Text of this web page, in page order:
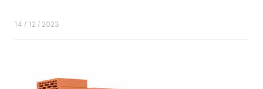
14 / 12 / 2023